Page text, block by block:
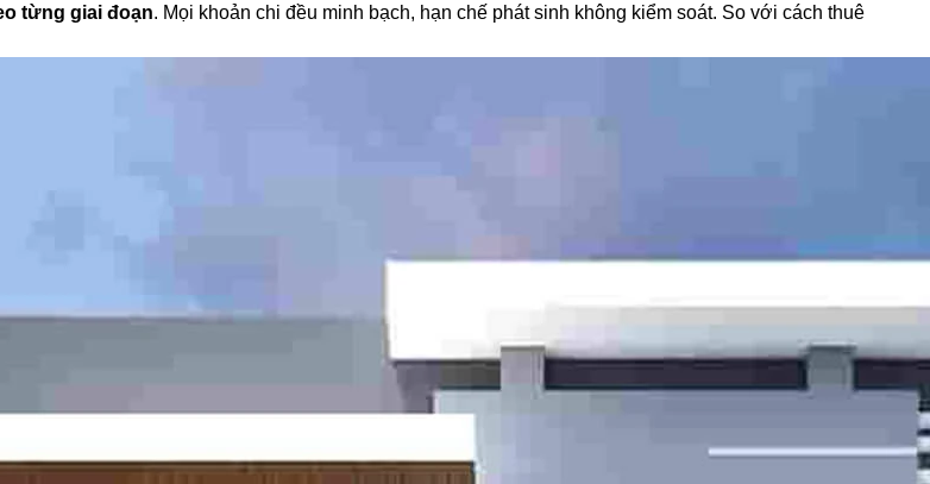
từng giai đoạn. Mọi khoản chi đều minh bạch, hạn chế phát sinh không kiểm soát. So với cách thuê